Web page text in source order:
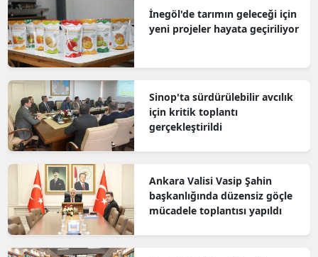
İnegöl'de tarımın geleceği için
yeni projeler hayata geçiriliyor
Sinop'ta sürdürülebilir avcılık
için kritik toplantı
gerçekleştirildi
Ankara Valisi Vasip Şahin
başkanlığında düzensiz göçle
mücadele toplantısı yapıldı